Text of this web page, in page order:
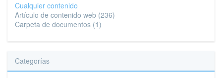
Cualquier contenido
Artículo de contenido web (236)
Carpeta de documentos (1)
Categorías